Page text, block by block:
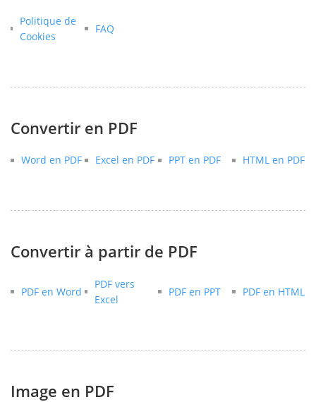
Politique de
Cookies
FAQ
Convertir en PDF
Word en PDF Excel en PDF PPT en PDF HTML en PDF
Convertir à partir de PDF
PDF en Word
PDF vers
Excel
PDF en PPT PDF en HTML
Image en PDF